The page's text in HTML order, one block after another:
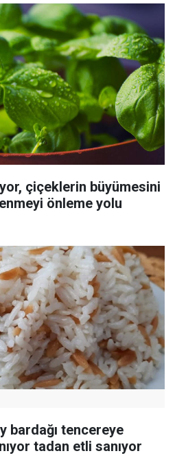
çiçeklerin büyümesini
önleme yolu
bardağı tencereye
tadan etli sanıyor